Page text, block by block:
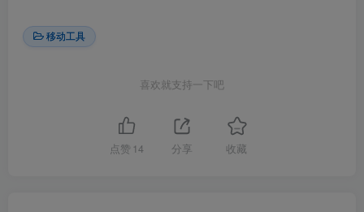
移动工具
喜欢就支持一下吧
点赞 14 分享 收藏